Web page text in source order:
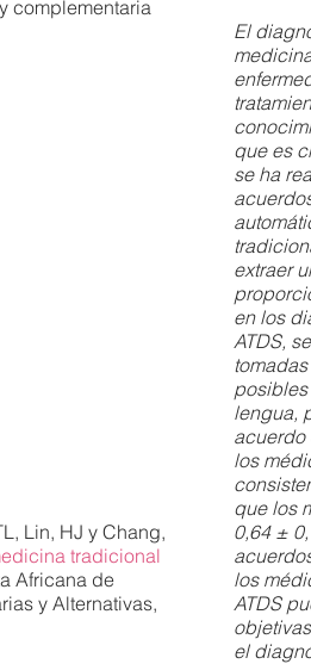
complementaria
Lin, HJ y Chang,
tradicional
Africana de
y Alternativas,
El
que es
se ha
extraer
en los
ATDS,
lengua,
acuerdo
los
que los
0,64 ±
los
ATDS
el